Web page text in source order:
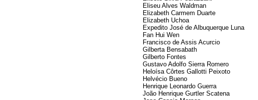
Eliseu Alves Waldman
Elizabeth Carmem Duarte
Elizabeth Uchoa
Expedito José de Albuquerque Luna
Fan Hui Wen
Francisco de Assis Acurcio
Gilberta Bensabath
Gilberto Fontes
Gustavo Adolfo Sierra Romero
Heloísa Côrtes Gallotti Peixoto
Helvécio Bueno
Henrique Leonardo Guerra
João Henrique Gurtler Scatena